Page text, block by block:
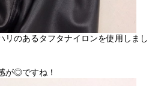
リのあるタフタナイロンを使用しまし
が◎ですね！